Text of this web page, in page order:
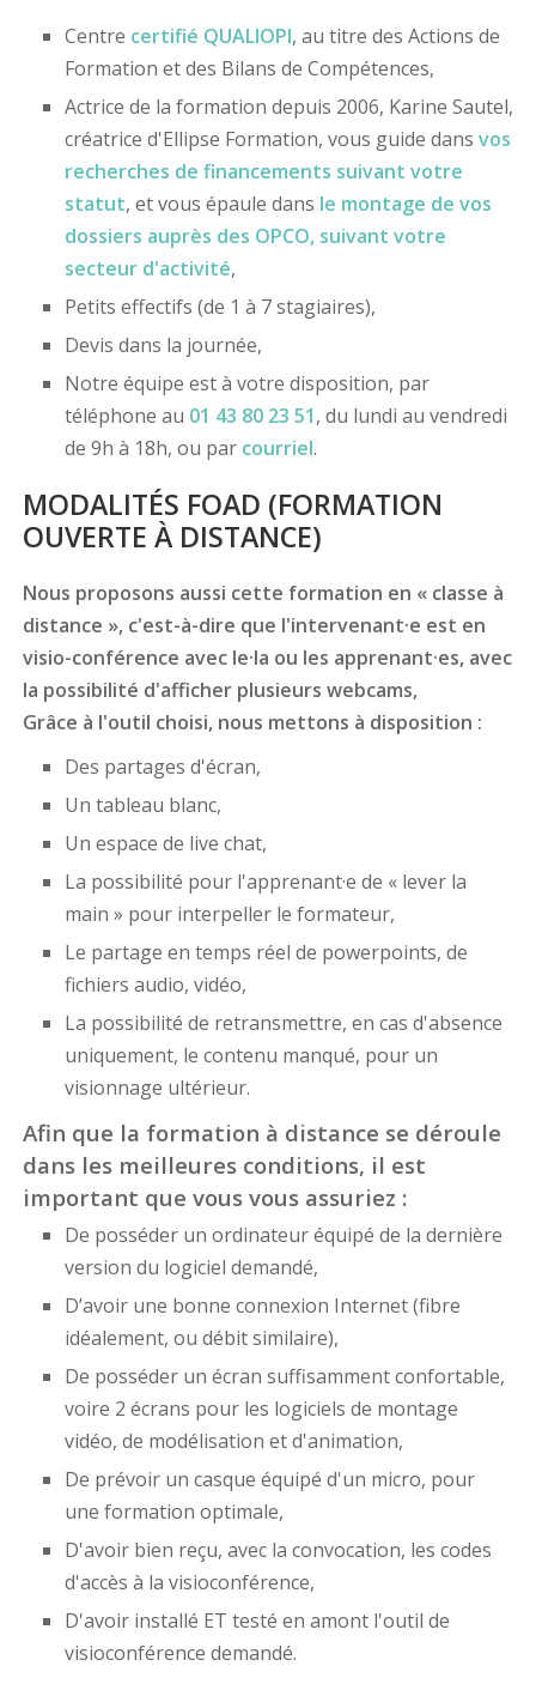
Centre certifié QUALIOPI, au titre des Actions de
Formation et des Bilans de Compétences,
Actrice de la formation depuis 2006, Karine Sautel,
créatrice d'Ellipse Formation, vous guide dans vos
recherches de financements suivant votre
statut, et vous épaule dans le montage de vos
dossiers auprès des OPCO, suivant votre
secteur d'activité,
Petits effectifs (de 1 à 7 stagiaires),
Devis dans la journée,
Notre équipe est à votre disposition, par
téléphone au 01 43 80 23 51, du lundi au vendredi
de 9h à 18h, ou par courriel.
MODALITÉS FOAD (FORMATION
OUVERTE À DISTANCE)
Nous proposons aussi cette formation en « classe à
distance », c'est-à-dire que l'intervenant·e est en
visio-conférence avec le·la ou les apprenant·es, avec
la possibilité d'afficher plusieurs webcams,
Grâce à l'outil choisi, nous mettons à disposition :
Des partages d'écran,
Un tableau blanc,
Un espace de live chat,
La possibilité pour l'apprenant·e de « lever la
main » pour interpeller le formateur,
Le partage en temps réel de powerpoints, de
fichiers audio, vidéo,
La possibilité de retransmettre, en cas d'absence
uniquement, le contenu manqué, pour un
visionnage ultérieur.
Afin que la formation à distance se déroule
dans les meilleures conditions, il est
important que vous vous assuriez :
De posséder un ordinateur équipé de la dernière
version du logiciel demandé,
D’avoir une bonne connexion Internet (fibre
idéalement, ou débit similaire),
De posséder un écran suffisamment confortable,
voire 2 écrans pour les logiciels de montage
vidéo, de modélisation et d'animation,
De prévoir un casque équipé d'un micro, pour
une formation optimale,
D'avoir bien reçu, avec la convocation, les codes
d'accès à la visioconférence,
D'avoir installé ET testé en amont l'outil de
visioconférence demandé.